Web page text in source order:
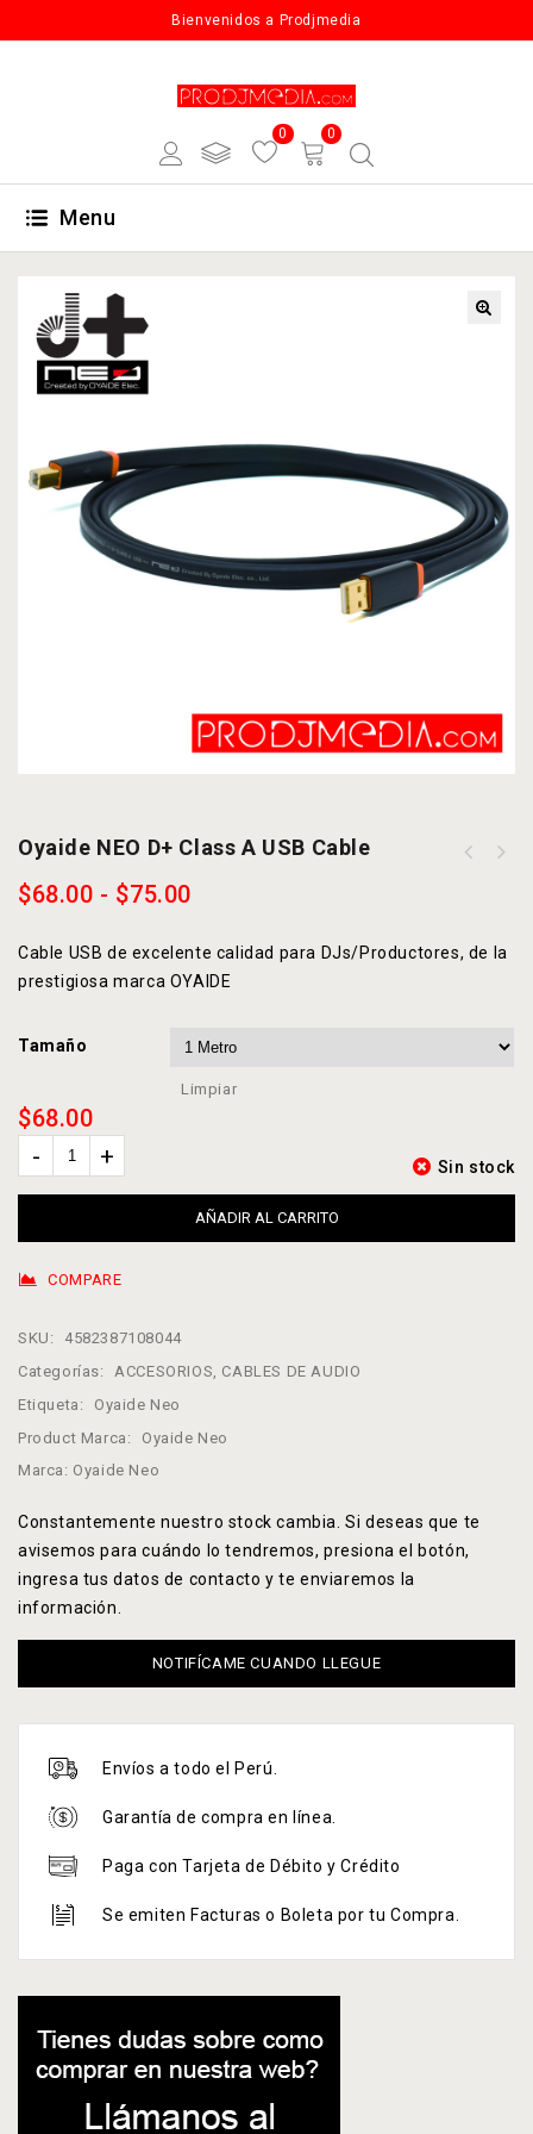
Bienvenidos a Prodjmedia
0 0
Menu
Oyaide NEO D+ Class A USB Cable
$68.00 - $75.00
Cable USB de excelente calidad para DJs/Productores, de la
prestigiosa marca OYAIDE
Tamaño
Limpiar
$68.00
Sin stock
AÑADIR AL CARRITO
COMPARE
SKU:
4582387108044
Categorías:
ACCESORIOS, CABLES DE AUDIO
Etiqueta:
Oyaide Neo
Product Marca:
Oyaide Neo
Marca: Oyaide Neo
Constantemente nuestro stock cambia. Si deseas que te
avisemos para cuándo lo tendremos, presiona el botón,
ingresa tus datos de contacto y te enviaremos la
información.
NOTIFÍCAME CUANDO LLEGUE
Envíos a todo el Perú.
Garantía de compra en línea.
Paga con Tarjeta de Débito y Crédito
Se emiten Facturas o Boleta por tu Compra.